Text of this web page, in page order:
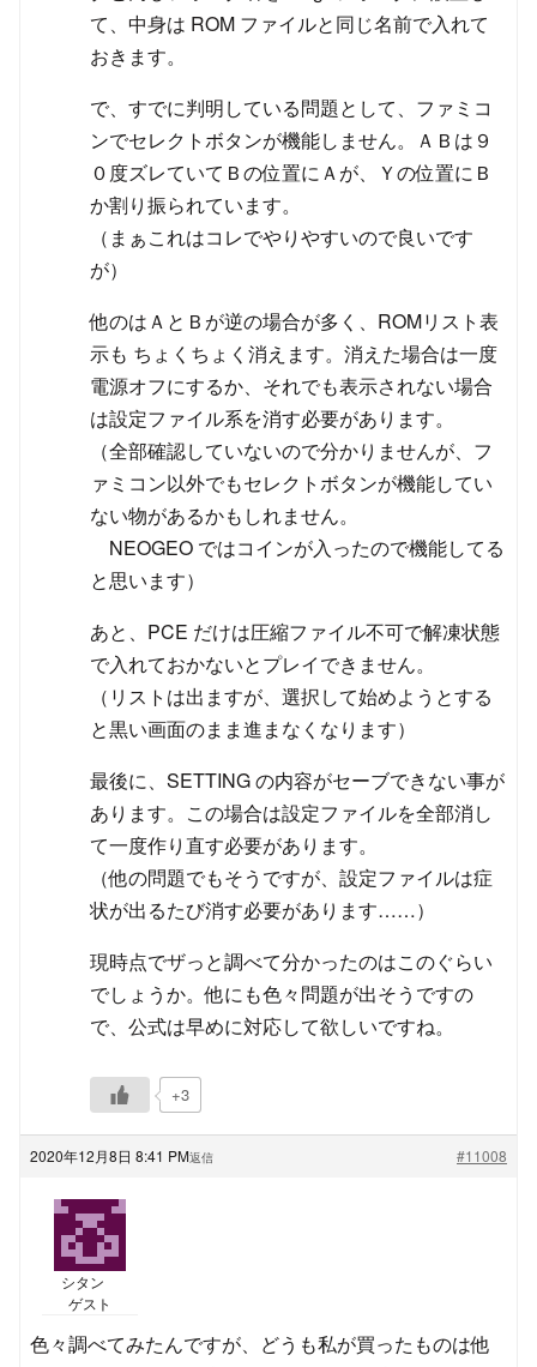
て、中身は ROM ファイルと同じ名前で入れて
おきます。
で、すでに判明している問題として、ファミコ
ンでセレクトボタンが機能しません。ＡＢは９
０度ズレていてＢの位置にＡが、Ｙの位置にＢ
か割り振られています。
（まぁこれはコレでやりやすいので良いです
が）
他のはＡとＢが逆の場合が多く、ROMリスト表
示も ちょくちょく消えます。消えた場合は一度
電源オフにするか、それでも表示されない場合
は設定ファイル系を消す必要があります。
（全部確認していないので分かりませんが、フ
ァミコン以外でもセレクトボタンが機能してい
ない物があるかもしれません。
NEOGEO ではコインが入ったので機能してる
と思います）
あと、PCE だけは圧縮ファイル不可で解凍状態
で入れておかないとプレイできません。
（リストは出ますが、選択して始めようとする
と黒い画面のまま進まなくなります）
最後に、SETTING の内容がセーブできない事が
あります。この場合は設定ファイルを全部消し
て一度作り直す必要があります。
（他の問題でもそうですが、設定ファイルは症
状が出るたび消す必要があります……）
現時点でザっと調べて分かったのはこのぐらい
でしょうか。他にも色々問題が出そうですの
で、公式は早めに対応して欲しいですね。
+3
2020年12月8日 8:41 PM #11008
返信
シタン
ゲスト
色々調べてみたんですが、どうも私が買ったものは他